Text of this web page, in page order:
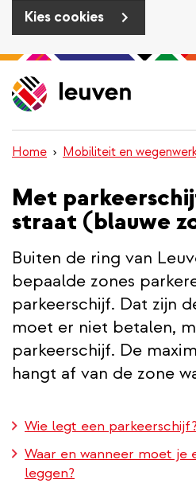
Kies cookies
Overslaan
en
naar
inhoud
gaan
Home Mobiliteit en
Met
straat (blauwe
Buiten de ring van
bepaalde zones
parkeerschijf. Dat zijn
moet er niet betalen,
parkeerschijf. De
hangt af van de zone
Wie legt een parkeerschijf?
Waar en wanneer moet je
leggen?